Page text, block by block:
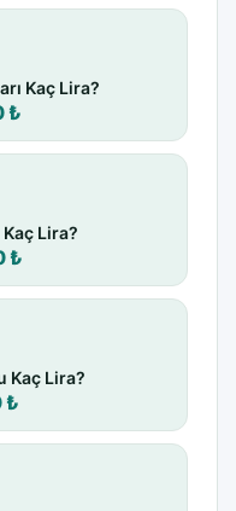
Kaç Lira?
₺
Lira?
₺
Kaç Lira?
₺